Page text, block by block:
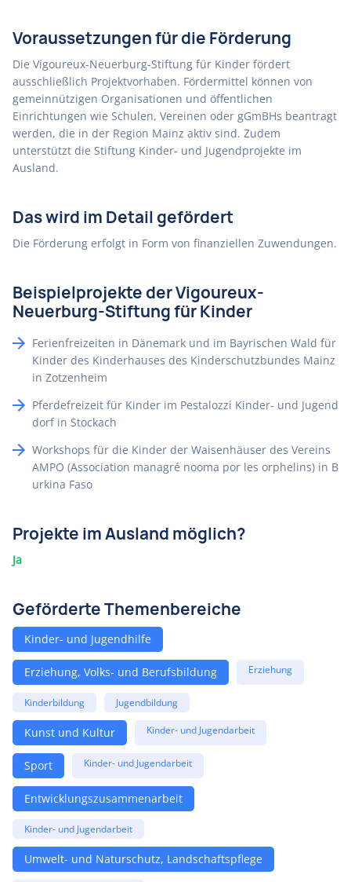
Voraussetzungen für die Förderung
Die Vigoureux-Neuerburg-Stiftung für Kinder fördert
ausschließlich Projektvorhaben. Fördermittel können von
gemeinnützigen Organisationen und öffentlichen
Einrichtungen wie Schulen, Vereinen oder gGmBHs beantragt
werden, die in der Region Mainz aktiv sind. Zudem
unterstützt die Stiftung Kinder- und Jugendprojekte im
Ausland.
Das wird im Detail gefördert
Die Förderung erfolgt in Form von finanziellen Zuwendungen.
Beispielprojekte der Vigoureux-
Neuerburg-Stiftung für Kinder
Ferienfreizeiten in Dänemark und im Bayrischen Wald für
Kinder des Kinderhauses des Kinderschutzbundes Mainz
in Zotzenheim
Pferdefreizeit für Kinder im Pestalozzi Kinder- und Jugend
dorf in Stockach
Workshops für die Kinder der Waisenhäuser des Vereins
AMPO (Association managré nooma por les orphelins) in B
urkina Faso
Projekte im Ausland möglich?
Ja
Geförderte Themenbereiche
Kinder- und Jugendhilfe
Erziehung, Volks- und Berufsbildung Erziehung
Kinderbildung Jugendbildung
Kunst und Kultur Kinder- und Jugendarbeit
Sport Kinder- und Jugendarbeit
Entwicklungszusammenarbeit
Kinder- und Jugendarbeit
Umwelt- und Naturschutz, Landschaftspflege